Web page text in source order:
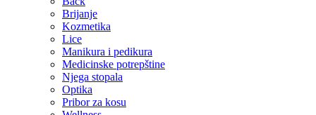
Brijanje
Kozmetika
Lice
Manikura i pedikura
Medicinske potrepštine
Njega stopala
Optika
Pribor za kosu